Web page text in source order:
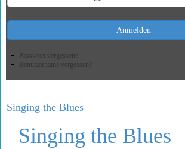
Anmelden
Passwort vergessen?
Benutzername vergessen?
Singing the Blues
Singing the Blues